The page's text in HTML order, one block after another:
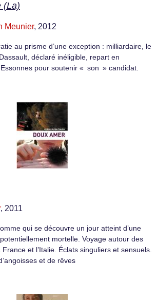
(La)
Meunier, 2012
au prisme d’une exception : milliardaire, le
déclaré inéligible, repart en
pour soutenir « son » candidat.
, 2011
qui se découvre un jour atteint d’une
mortelle. Voyage autour des
et l’Italie. Éclats singuliers et sensuels.
et de rêves